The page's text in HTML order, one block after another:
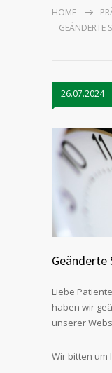
HOME
GEÄNDERTE
26.07.2024
Geänderte
Liebe
haben wir
unserer
Wir bitten um